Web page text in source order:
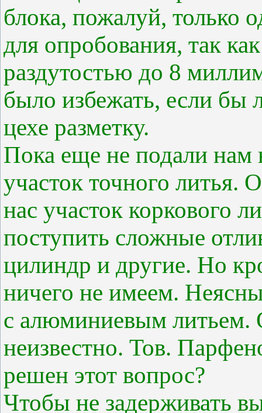
блока, пожалуй, только
для опробования, так
раздутостью до 8
было избежать, если бы
цехе разметку.
Пока еще не подали нам
участок точного литья.
нас участок коркового
поступить сложные
цилиндр и другие. Но
ничего не имеем.
с алюминиевым литьем.
неизвестно. Тов.
решен этот вопрос?
Чтобы не задерживать